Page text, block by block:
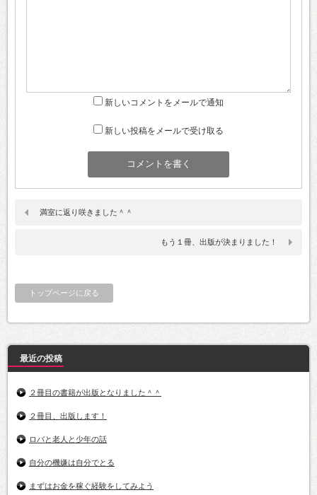
新しいコメントをメールで通知
新しい投稿をメールで受け取る
満室に返り咲きました＾＾
もう１冊、出版が決まりました！
トップページに戻る
最近の投稿
２冊目の書籍が出版となりました＾＾
２冊目、出版します！
ロバと老人と少年の話
自分の機嫌は自分でとる
まずはお金を稼ぐ経験をしてみよう